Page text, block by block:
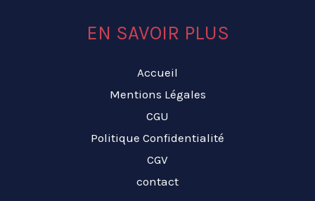
EN SAVOIR PLUS
Accueil
Mentions Légales
CGU
Politique Confidentialité
CGV
contact